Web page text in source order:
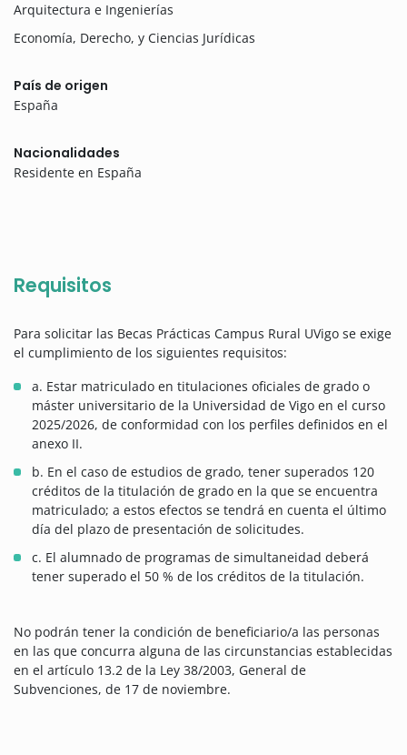
Arquitectura e Ingenierías
Economía, Derecho, y Ciencias Jurídicas
País de origen
España
Nacionalidades
Residente en España
Requisitos
Para solicitar las Becas Prácticas Campus Rural UVigo se exige
el cumplimiento de los siguientes requisitos:
a. Estar matriculado en titulaciones oficiales de grado o
máster universitario de la Universidad de Vigo en el curso
2025/2026, de conformidad con los perfiles definidos en el
anexo II.
b. En el caso de estudios de grado, tener superados 120
créditos de la titulación de grado en la que se encuentra
matriculado; a estos efectos se tendrá en cuenta el último
día del plazo de presentación de solicitudes.
c. El alumnado de programas de simultaneidad deberá
tener superado el 50 % de los créditos de la titulación.
No podrán tener la condición de beneficiario/a las personas
en las que concurra alguna de las circunstancias establecidas
en el artículo 13.2 de la Ley 38/2003, General de
Subvenciones, de 17 de noviembre.